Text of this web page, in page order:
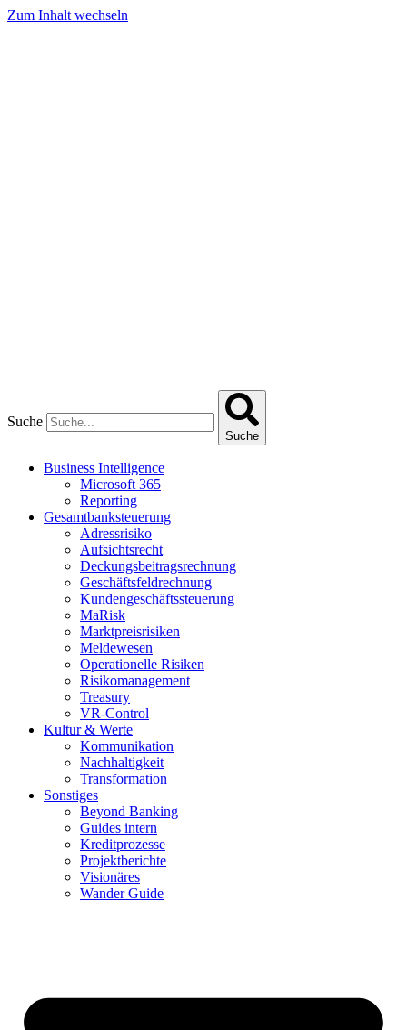
Zum Inhalt wechseln
Suche
Suche
Business Intelligence
Microsoft 365
Reporting
Gesamtbanksteuerung
Adressrisiko
Aufsichtsrecht
Deckungsbeitragsrechnung
Geschäftsfeldrechnung
Kundengeschäftssteuerung
MaRisk
Marktpreisrisiken
Meldewesen
Operationelle Risiken
Risikomanagement
Treasury
VR-Control
Kultur & Werte
Kommunikation
Nachhaltigkeit
Transformation
Sonstiges
Beyond Banking
Guides intern
Kreditprozesse
Projektberichte
Visionäres
Wander Guide